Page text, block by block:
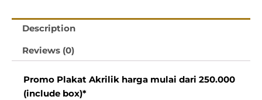
Description
Reviews (0)
Promo Plakat Akrilik harga mulai dari 250.000
(include box)*